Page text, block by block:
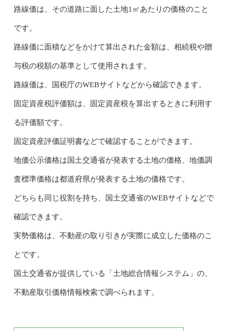
路線価は、その道路に面した土地1㎡あたりの価格のこと
です。
路線価に面積などをかけて算出された金額は、相続税や贈
与税の税額の基準として使用されます。
路線価は、国税庁のWEBサイトなどから確認できます。
固定資産税評価額は、固定資産税を算出するときに利用す
る評価額です。
固定資産評価証明書などで確認することができます。
地価公示価格は国土交通省が発表する土地の価格、地価調
査標準価格は都道府県が発表する土地の価格です。
どちらも同じ役割を持ち、国土交通省のWEBサイトなどで
確認できます。
実勢価格は、不動産の取り引きが実際に成立した価格のこ
とです。
国土交通省が提供している「土地総合情報システム」の、
不動産取引価格情報検索で調べられます。